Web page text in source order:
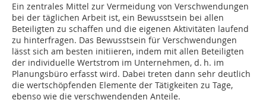
Ein zentrales Mittel zur Vermeidung von Verschwendungen
bei der täglichen Arbeit ist, ein Bewusstsein bei allen
Beteiligten zu schaffen und die eigenen Aktivitäten laufend
zu hinterfragen. Das Bewusstsein für Verschwendungen
lässt sich am besten initiieren, indem mit allen Beteiligten
der individuelle Wertstrom im Unternehmen, d. h. im
Planungsbüro erfasst wird. Dabei treten dann sehr deutlich
die wertschöpfenden Elemente der Tätigkeiten zu Tage,
ebenso wie die verschwendenden Anteile.